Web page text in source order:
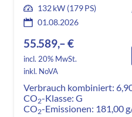
132 kW (179 PS)
01.08.2026
55.589,– €
incl. 20% MwSt.
inkl. NoVA
Verbrauch kombiniert:
CO2-Klasse: G
CO2-Emissionen: 181,00